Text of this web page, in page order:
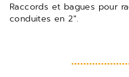
Raccords et bagues pour
conduites en 2″.